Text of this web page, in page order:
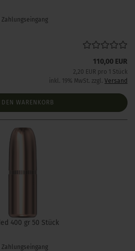
Zahlungseingang
110,00 EUR
2,20 EUR pro 1 Stück
inkl. 19% MwSt. zzgl. Versand
DEN WARENKORB
400 gr 50 Stück
Zahlungseingang